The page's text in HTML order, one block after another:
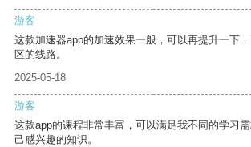
游客
这款加速器app的加速效果一般，可以再提升一下
区的线路。
2025-05-18
游客
这款app的课程非常丰富，可以满足我不同的学习
己感兴趣的知识。